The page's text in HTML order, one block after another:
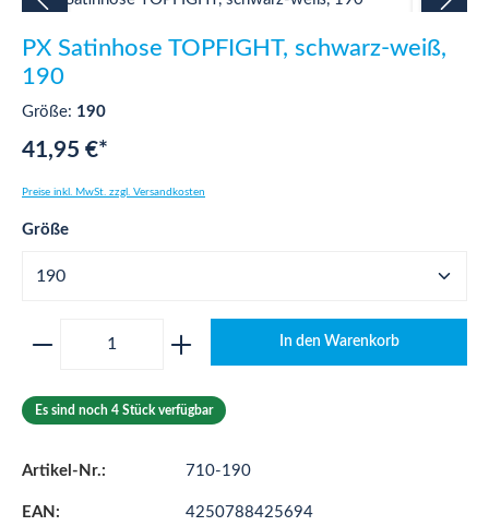
PX Satinhose TOPFIGHT, schwarz-weiß,
190
Größe: 190
41,95 €*
Preise inkl. MwSt. zzgl. Versandkosten
Größeauswählen
Produkt Anzahl: Gib den gewünschten
In den Warenkorb
Es sind noch 4 Stück verfügbar
Artikel-Nr.: 710-190
EAN: 4250788425694